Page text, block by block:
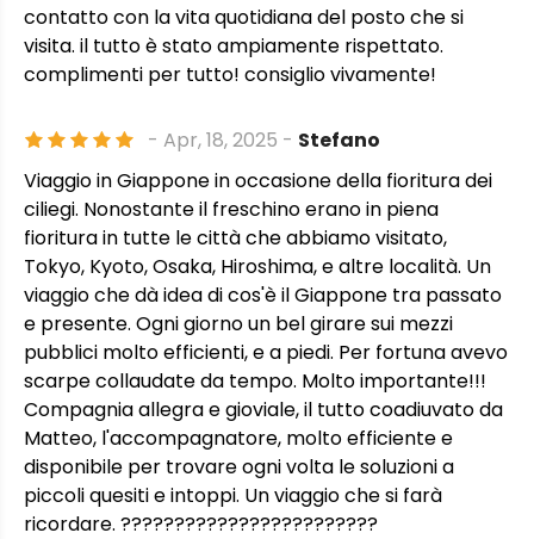
contatto con la vita quotidiana del posto che si
visita. il tutto è stato ampiamente rispettato.
complimenti per tutto! consiglio vivamente!
- Apr, 18, 2025 - Stefano
Viaggio in Giappone in occasione della fioritura dei
ciliegi. Nonostante il freschino erano in piena
fioritura in tutte le città che abbiamo visitato,
Tokyo, Kyoto, Osaka, Hiroshima, e altre località. Un
viaggio che dà idea di cos'è il Giappone tra passato
e presente. Ogni giorno un bel girare sui mezzi
pubblici molto efficienti, e a piedi. Per fortuna avevo
scarpe collaudate da tempo. Molto importante!!!
Compagnia allegra e gioviale, il tutto coadiuvato da
Matteo, l'accompagnatore, molto efficiente e
disponibile per trovare ogni volta le soluzioni a
piccoli quesiti e intoppi. Un viaggio che si farà
ricordare. ????????????????????????